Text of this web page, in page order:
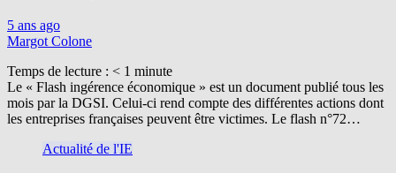
5 ans ago
Margot Colone
Temps de lecture : < 1 minute
Le « Flash ingérence économique » est un document publié tous les
mois par la DGSI. Celui-ci rend compte des différentes actions dont
les entreprises françaises peuvent être victimes. Le flash n°72…
Actualité de l'IE